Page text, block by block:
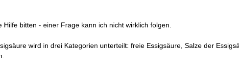
Hilfe bitten - einer Frage kann ich nicht wirklich folgen.
wird in drei Kategorien unterteilt: freie Essigsäure, Salze der